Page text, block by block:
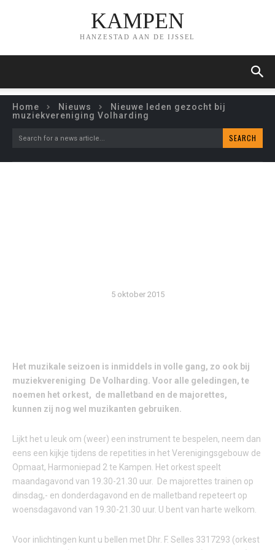
KAMPEN
HANZESTAD AAN DE IJSSEL
Home Nieuws
Nieuwe leden gezocht bij
muziekvereniging Volharding
Search for a news article... SEARCH
5 oktober 2015
Het muzikale seizoen is inmiddels in volle gang, zo ook bij
muziekvereniging De Volharding. Voor alle geledingen, te
noemen het orkest, de malletband en de majorettes,
kunnen zij nog wel muzikanten gebruiken.
Lijkt het u leuk om (weer) een instrument te bespelen, neem dan
eens een kijkje tijdens de repetities in het Verenigingsgebouw de
Opmaat, Harmoniepad 2 te Kampen. Het orkest speelt
maandagavond van 19.30-21.30 uur. De majorettes trainen op
dinsdag,- en donderdagavond en de malletband repeteert op
woensdagavond van 19.30-21.30 uur. U bent van harte welkom.
Voor inlichtingen kunt u bellen met Dhr. F. Selles 3317293 (orkest